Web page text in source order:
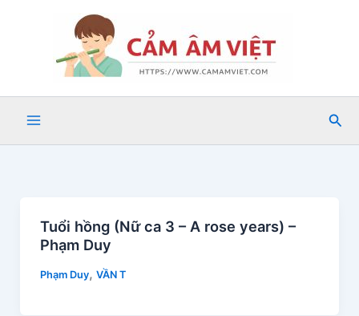
Tìm
Tuổi hồng (Nữ ca 3 – A rose years) –
Phạm Duy
Phạm Duy, VẦN T